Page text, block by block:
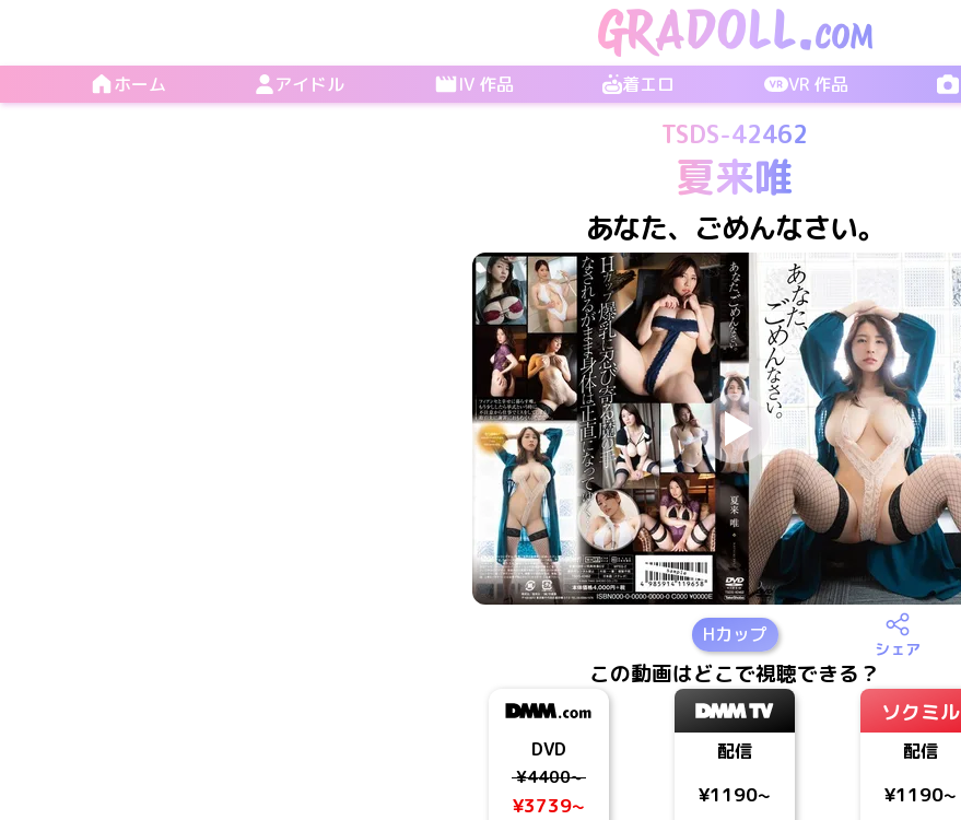
ホーム アイドル IV 作品 着エロ VR 作品
TSDS-42462
夏来唯
あなた、ごめんなさい。
Hカップ
シェア
この動画はどこで視聴できる？
DVD
¥4400~
¥3739~
配信
¥1190~
ソクミル
配信
¥1190~